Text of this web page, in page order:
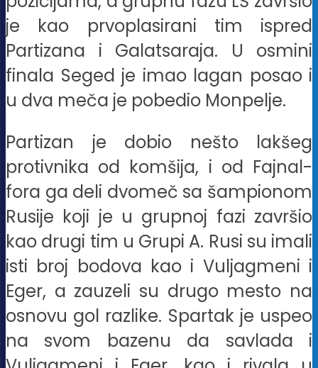
je kao prvoplasirani tim ispred
Partizana i Galatsaraja. U osmini
finala Seged je imao lagan posao i
u dva meča je pobedio Monpelje.
Partizan je dobio nešto lakšeg
protivnika od komšija, i od Fajnal-
fora ga deli dvomeč sa šampionom
Rusije koji je u grupnoj fazi završio
kao drugi tim u Grupi A. Rusi su imali
isti broj bodova kao i Vuljagmeni i
Eger, a zauzeli su drugo mesto na
osnovu gol razlike. Spartak je uspeo
na svom bazenu da savlada i